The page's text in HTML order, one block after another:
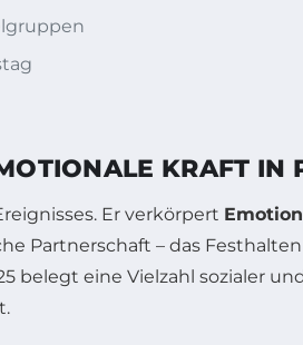
KRAFT IN
Er verkörpert
Partnerschaft – das
eine Vielzahl sozialer